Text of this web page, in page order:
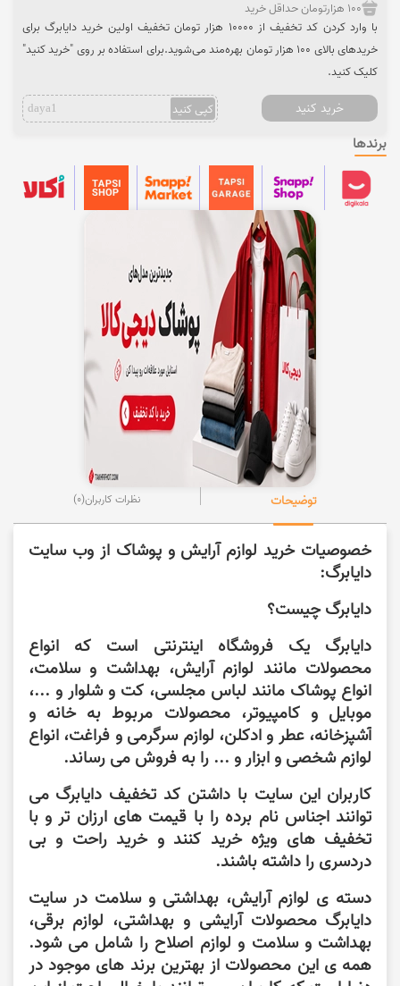
100 هزارتومان حداقل خرید
با وارد کردن کد تخفیف از 10000 هزار تومان تخفیف اولین خرید دایابرگ برای
خریدهای بالای 100 هزار تومان بهره‌مند می‌شوید.برای استفاده بر روی "خرید کنید"
کلیک کنید.
خرید کنید کپی کنید daya1
برندها
توضیحات نظرات کاربران(0)
خصوصیات خرید لوازم آرایش و پوشاک از وب سایت
دایابرگ:
دایابرگ چیست؟
دایابرگ یکفروشگاه اینترنتی است که انواع
محصولات مانند لوازم آرایش، بهداشت و سلامت،
انواع پوشاک مانند لباس مجلسی، کت و شلوار و ...،
موبایل و کامپیوتر، محصولات مربوط به خانه و
آشپزخانه، عطر و ادکلن، لوازم سرگرمی و فراغت، انواع
لوازم شخصی و ابزار و ... را به فروش می رساند.
کاربران این سایت با داشتن کد تخفیف دایابرگ می
توانند اجناس نام برده را با قیمت های ارزان تر و با
تخفیف های ویژه خرید کنند و خرید راحت و بی
دردسری را داشته باشند.
دسته ی لوازم آرایش، بهداشتی و سلامت در سایت
دایابرگ محصولات آرایشی و بهداشتی، لوازم برقی،
بهداشت و سلامت و لوازم اصلاح را شامل می شود.
همه ی این محصولات از بهترین برند های موجود در